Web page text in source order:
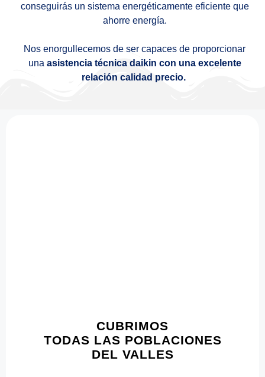
conseguirás un sistema energéticamente eficiente que
ahorre energía.
Nos enorgullecemos de ser capaces de proporcionar
una asistencia técnica daikin con una excelente
relación calidad precio.
CUBRIMOS
TODAS LAS POBLACIONES
DEL VALLES